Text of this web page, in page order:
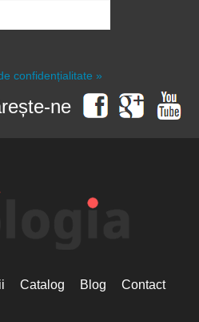
confidențialitate »
ne
Catalog Blog Contact